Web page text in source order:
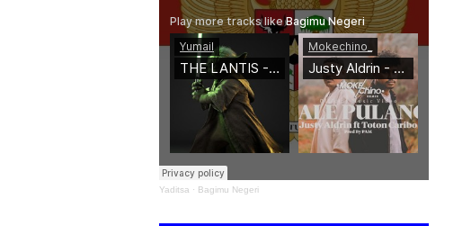
BERMANFAAT
Yaditsa · Bagimu Negeri